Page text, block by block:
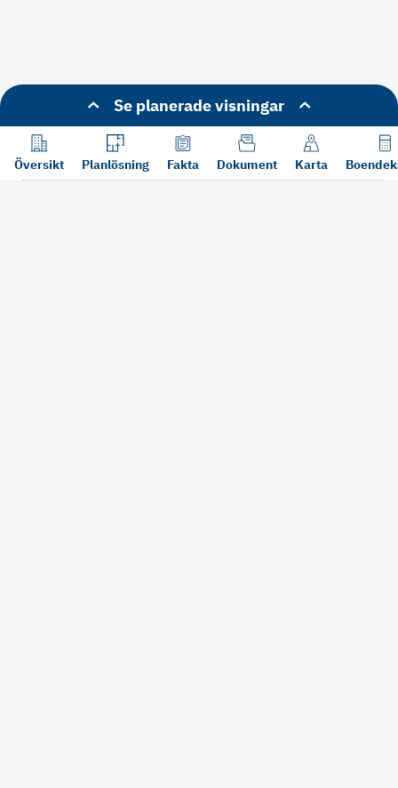
Se planerade visningar
Översikt Planlösning Fakta Dokument Karta